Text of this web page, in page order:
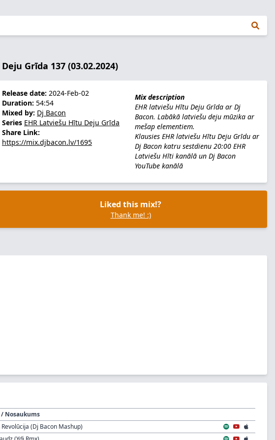
Deju Grīda 137 (03.02.2024)
Release date: 2024-Feb-02
Duration: 54:54
Mixed by: Dj Bacon
Series EHR Latviešu Hītu Deju Grīda
Share Link:
https://mix.djbacon.lv/1695
Mix description
EHR latviešu Hītu Deju Grīda ar Dj
Bacon. Labākā latviešu deju mūzika ar
mešap elementiem.
Klausies EHR latviešu Hītu Deju Grīdu ar
Dj Bacon katru sestdienu 20:00 EHR
Latviešu Hīti kanālāun Dj Bacon
YouTube kanālā
Liked this mix!?
Thank me! :)
Nosaukums
Revolūcija (Dj Bacon Mashup)